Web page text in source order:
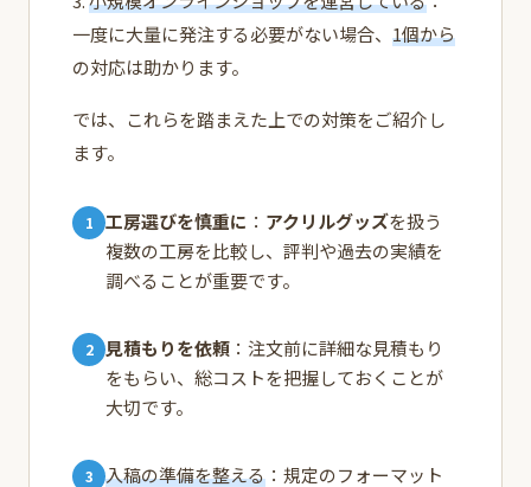
一度に大量に発注する必要がない場合、 1個から
の対応は助かります。
では、これらを踏まえた上での対策をご紹介し
ます。
工房選びを慎重に ： アクリルグッズを扱う
複数の工房を比較し、評判や過去の実績を
調べることが重要です。
見積もりを依頼 ：注文前に詳細な見積もり
をもらい、総コストを把握しておくことが
大切です。
入稿の準備を整える ：規定のフォーマット